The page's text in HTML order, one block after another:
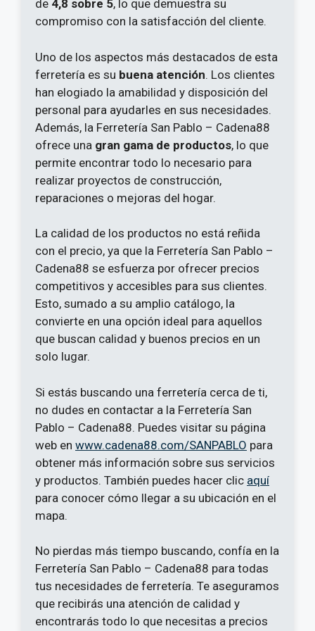
de 4,8 sobre 5, lo que demuestra su
compromiso con la satisfacción del cliente.
Uno de los aspectos más destacados de esta
ferretería es su buena atención. Los clientes
han elogiado la amabilidad y disposición del
personal para ayudarles en sus necesidades.
Además, la Ferretería San Pablo – Cadena88
ofrece una gran gama de productos, lo que
permite encontrar todo lo necesario para
realizar proyectos de construcción,
reparaciones o mejoras del hogar.
La calidad de los productos no está reñida
con el precio, ya que la Ferretería San Pablo –
Cadena88 se esfuerza por ofrecer precios
competitivos y accesibles para sus clientes.
Esto, sumado a su amplio catálogo, la
convierte en una opción ideal para aquellos
que buscan calidad y buenos precios en un
solo lugar.
Si estás buscando una ferretería cerca de ti,
no dudes en contactar a la Ferretería San
Pablo – Cadena88. Puedes visitar su página
web en www.cadena88.com/SANPABLO para
obtener más información sobre sus servicios
y productos. También puedes hacer clic aquí
para conocer cómo llegar a su ubicación en el
mapa.
No pierdas más tiempo buscando, confía en la
Ferretería San Pablo – Cadena88 para todas
tus necesidades de ferretería. Te aseguramos
que recibirás una atención de calidad y
encontrarás todo lo que necesitas a precios